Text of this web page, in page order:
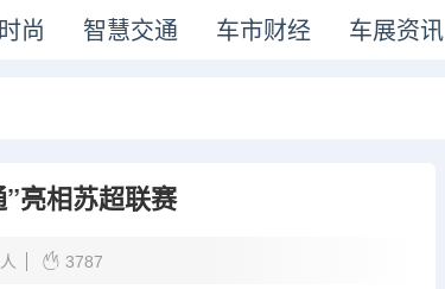
尚 智慧交通 车市财经 车展资讯
亮相苏超联赛
3787